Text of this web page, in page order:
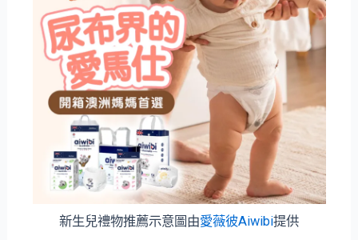
新生兒禮物推薦示意圖由愛薇彼Aiwibi提供